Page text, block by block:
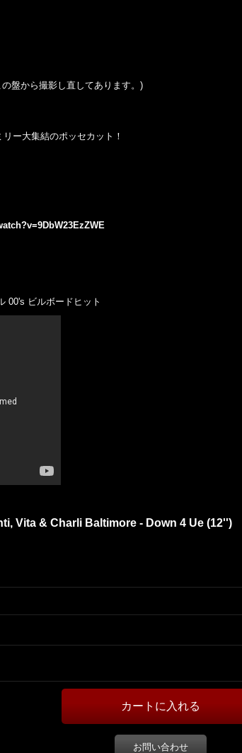
盤から撮影し直してあります。 )
ー大集結のポッセカット！
00's ビルボードヒット
Vita & Charli Baltimore - Down 4 Ue (12'')
お問い合わせ